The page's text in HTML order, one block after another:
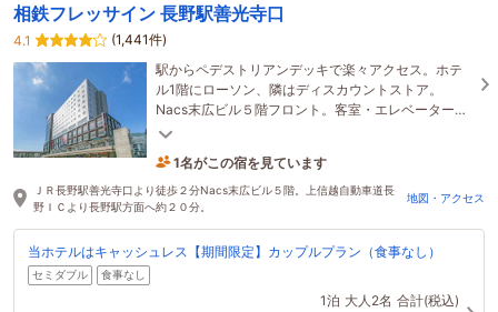
相鉄フレッサイン 長野駅善光寺口
4.1
(1,441件)
駅からペデストリアンデッキで楽々アクセス。ホテ
ル1階にローソン、隣はディスカウントストア。
Nacs末広ビル５階フロント。客室・エレベーターは
カードキーで万全セキュリティー。フリーアメニテ
1名がこの宿を見ています
6時間前に予約されました
ＪＲ長野駅善光寺口より徒歩２分Nacs末広ビル５階。上信越自動車道長
野ＩＣより長野駅方面へ約２０分。
地図・アクセス
当ホテルはキャッシュレス【期間限定】カップルプラン（食事なし）
セミダブル 食事なし
1泊 大人2名 合計(税込)